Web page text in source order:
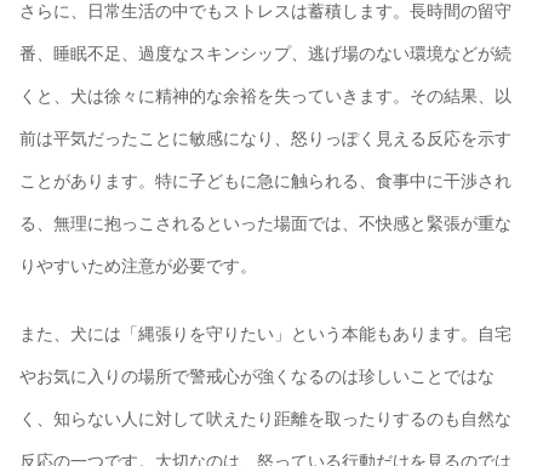
さらに、日常生活の中でもストレスは蓄積します。長時間の留守
番、睡眠不足、過度なスキンシップ、逃げ場のない環境などが続
くと、犬は徐々に精神的な余裕を失っていきます。その結果、以
前は平気だったことに敏感になり、怒りっぽく見える反応を示す
ことがあります。特に子どもに急に触られる、食事中に干渉され
る、無理に抱っこされるといった場面では、不快感と緊張が重な
りやすいため注意が必要です。
また、犬には「縄張りを守りたい」という本能もあります。自宅
やお気に入りの場所で警戒心が強くなるのは珍しいことではな
く、知らない人に対して吠えたり距離を取ったりするのも自然な
反応の一つです。大切なのは、怒っている行動だけを見るのでは